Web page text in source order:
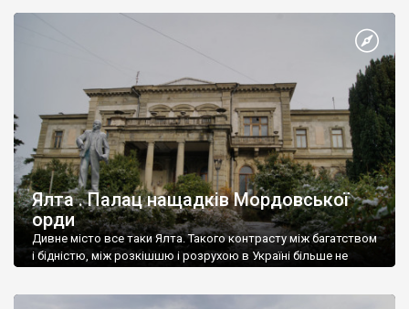
Ялта . Палац нащадків Мордовської
орди
Дивне місто все таки Ялта. Такого контрасту між багатством
і бідністю, між розкішшю і розрухою в Україні більше не